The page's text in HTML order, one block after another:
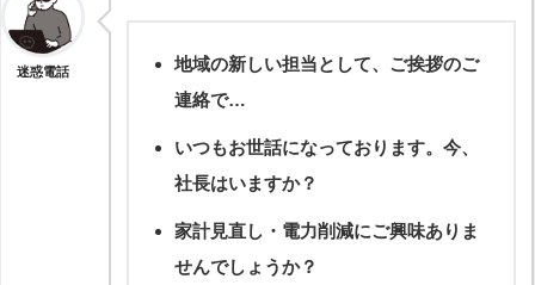
迷惑電話
地域の新しい担当として、ご挨拶のご
連絡で…
いつもお世話になっております。今、
社長はいますか？
家計見直し・電力削減にご興味ありま
せんでしょうか？